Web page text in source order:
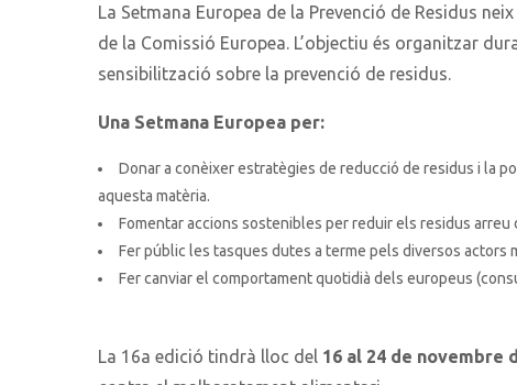
La Setmana Europea de la Prevenció de Residus
de la Comissió Europea. L’objectiu és organitzar
sensibilització sobre la prevenció de residus.
Una Setmana Europea per:
Donar a conèixer estratègies de reducció de residus i la
aquesta matèria.
Fomentar accions sostenibles per reduir els residus arreu
Fer públic les tasques dutes a terme pels diversos
Fer canviar el comportament quotidià dels europeus
La 16a edició tindrà lloc del 16 al 24 de novembre